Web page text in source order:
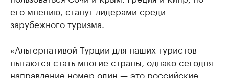
его мнению, станут лидерами среди
зарубежного туризма.
«Альтернативой Турции для наших туристов
пытаются стать многие страны, однако сегодня
направление номер один — это российские